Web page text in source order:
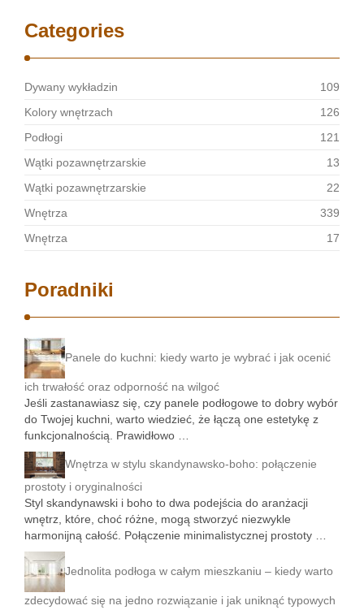
Categories
Dywany wykładzin
109
Kolory wnętrzach
126
Podłogi
121
Wątki pozawnętrzarskie
13
Wątki pozawnętrzarskie
22
Wnętrza
339
Wnętrza
17
Poradniki
Panele do kuchni: kiedy warto je wybrać i jak ocenić
ich trwałość oraz odporność na wilgoć
Jeśli zastanawiasz się, czy panele podłogowe to dobry wybór
do Twojej kuchni, warto wiedzieć, że łączą one estetykę z
funkcjonalnością. Prawidłowo …
Wnętrza w stylu skandynawsko-boho: połączenie
prostoty i oryginalności
Styl skandynawski i boho to dwa podejścia do aranżacji
wnętrz, które, choć różne, mogą stworzyć niezwykle
harmonijną całość. Połączenie minimalistycznej prostoty …
Jednolita podłoga w całym mieszkaniu – kiedy warto
zdecydować się na jedno rozwiązanie i jak uniknąć typowych